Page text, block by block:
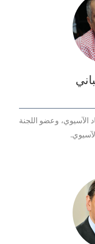
الآسيوي، وعضو اللجنة
الآسيوي.